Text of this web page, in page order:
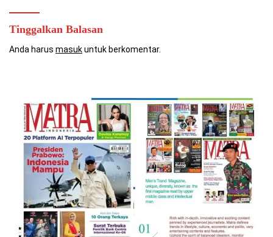
Tinggalkan Balasan
Anda harus masukuntuk berkomentar.